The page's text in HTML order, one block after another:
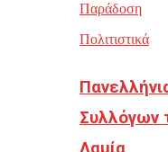
Παράδοση
Πολιτιστικά
Συλλόγων